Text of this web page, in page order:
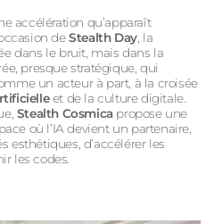
accélération qu’apparaît
deStealth Day, la
dans le bruit, mais dans la
presque stratégique, qui
un acteur à part, à la croisée
et de la culture digitale.
Stealth Cosmicapropose une
où l’IA devient un partenaire,
esthétiques, d’accélérer les
les codes.